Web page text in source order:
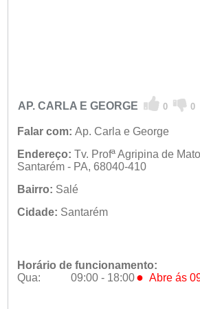
AP. CARLA E GEORGE 0 0
Falar com: Ap. Carla e George
Endereço: Tv. Profª Agripina de
Santarém - PA, 68040-410
Bairro: Salé
Cidade: Santarém
Horário de funcionamento:
Qua:
09:00 - 18:00 ● Abre ás